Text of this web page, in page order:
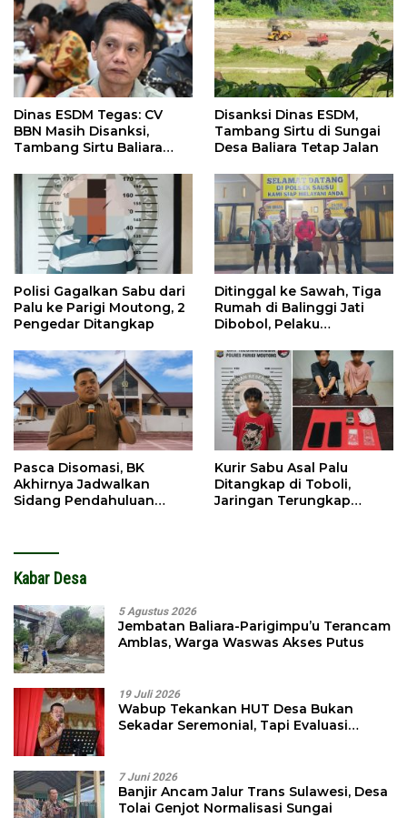
Dinas ESDM Tegas: CV
BBN Masih Disanksi,
Tambang Sirtu Baliara
Disanksi Dinas ESDM,
Tambang Sirtu di Sungai
Desa Baliara Tetap Jalan
Polisi Gagalkan Sabu dari
Palu ke Parigi Moutong, 2
Pengedar Ditangkap
Ditinggal ke Sawah, Tiga
Rumah di Balinggi Jati
Dibobol, Pelaku
Pasca Disomasi, BK
Akhirnya Jadwalkan
Sidang Pendahuluan
Kurir Sabu Asal Palu
Ditangkap di Toboli,
Jaringan Terungkap
Kabar Desa
5 Agustus 2026
Jembatan Baliara-Parigimpu’u Terancam
Amblas, Warga Waswas Akses Putus
19 Juli 2026
Wabup Tekankan HUT Desa Bukan
Sekadar Seremonial, Tapi Evaluasi
7 Juni 2026
Banjir Ancam Jalur Trans Sulawesi, Desa
Tolai Genjot Normalisasi Sungai